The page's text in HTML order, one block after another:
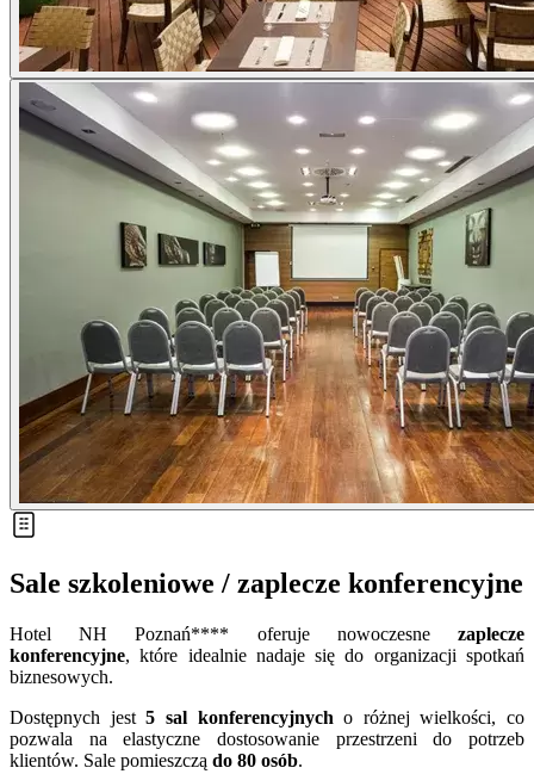
Sale szkoleniowe / zaplecze konferencyjne
Hotel NH Poznań**** oferuje nowoczesne zaplecze
konferencyjne, które idealnie nadaje się do organizacji spotkań
biznesowych.
Dostępnych jest5 sal konferencyjnych o różnej wielkości, co
pozwala na elastyczne dostosowanie przestrzeni do potrzeb
klientów. Sale pomieszczą do 80 osób.